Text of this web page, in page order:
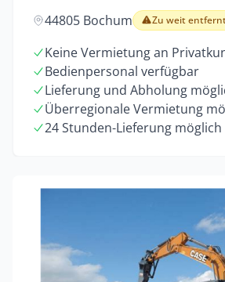
44805 Bochum Zu weit
Keine Vermietung an
Bedienpersonal verfügbar
Lieferung und Abholung
Überregionale Vermietung
24 Stunden-Lieferung möglich